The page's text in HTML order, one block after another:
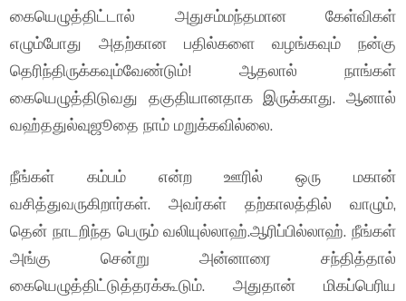
கையெழுத்திட்டால் அதுசம்மந்தமான கேள்விகள்
எழும்போது அதற்கான பதில்களை வழங்கவும் நன்கு
தெரிந்திருக்கவும்வேண்டும்! ஆதலால் நாங்கள்
கையெழுத்திடுவது தகுதியானதாக இருக்காது. ஆனால்
வஹ்ததுல்வுஜூதை நாம் மறுக்கவில்லை.
நீங்கள் கம்பம் என்ற ஊரில் ஒரு மகான்
வசித்துவருகிறார்கள். அவர்கள் தற்காலத்தில் வாழும்,
தென் நாடறிந்த பெரும் வலியுல்லாஹ்.ஆரிப்பில்லாஹ். நீங்கள்
அங்கு சென்று அன்னாரை சந்தித்தால்
கையெழுத்திட்டுத்தரக்கூடும். அதுதான் மிகப்பெரிய